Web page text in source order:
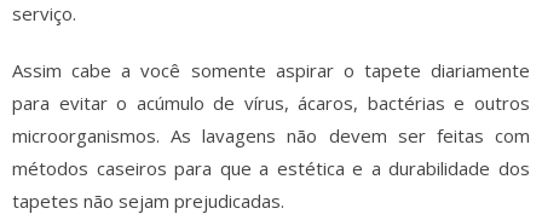
serviço.
Assim cabe a você somente aspirar o tapete diariamente
para evitar o acúmulo de vírus, ácaros, bactérias e outros
microorganismos. As lavagens não devem ser feitas com
métodos caseiros para que a estética e a durabilidade dos
tapetes não sejam prejudicadas.